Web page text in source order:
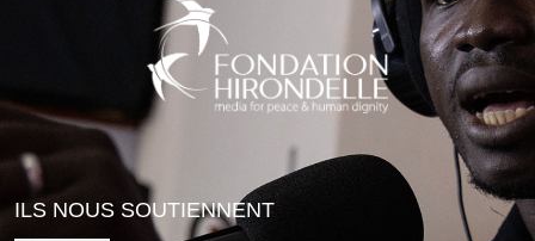
ILS NOUS SOUTIENNENT